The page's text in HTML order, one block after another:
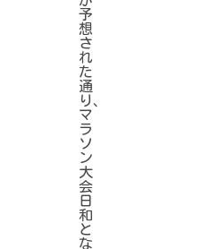
予
想
さ
れ
た
通
り、
マ
ラ
ソ
ン
大
会
日
和
と
な